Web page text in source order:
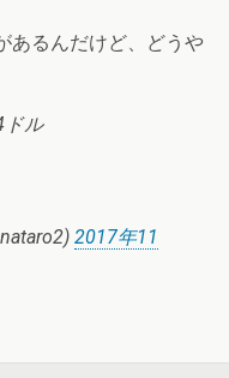
あるんだけど、どうや
ドル
2017年11